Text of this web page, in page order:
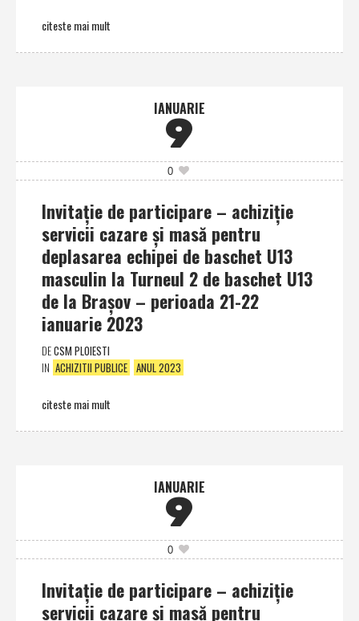
citeste mai mult
IANUARIE
9
0
Invitaţie de participare – achiziţie
servicii cazare şi masă pentru
deplasarea echipei de baschet U13
masculin la Turneul 2 de baschet U13
de la Braşov – perioada 21-22
ianuarie 2023
DECSM PLOIESTI
IN ACHIZITII PUBLICE ANUL 2023
citeste mai mult
IANUARIE
9
0
Invitaţie de participare – achiziţie
servicii cazare şi masă pentru